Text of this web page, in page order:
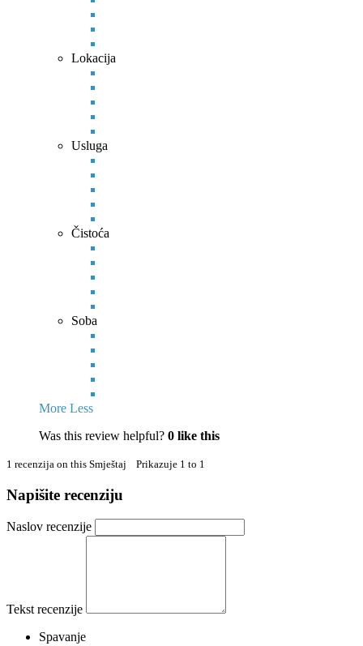
Lokacija
Usluga
Čistoća
Soba
More Less
Was this review helpful? 0 like this
1 recenzija on this Smještaj Prikazuje 1 to 1
Napišite recenziju
Naslov recenzije
Tekst recenzije
Spavanje